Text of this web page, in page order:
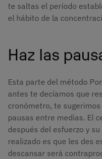
te saltas el período
el hábito de la
Haz las
Esta parte del método
antes te decíamos que
cronómetro, te
pausas entre medias. El
después del esfuerzo y
realizado es que les des
descansar será